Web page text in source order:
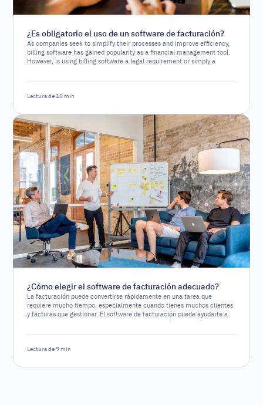
¿Es obligatorio el uso de un software de facturación?
As companies seek to simplify their processes and improve efficiency,
billing software has gained popularity as a financial management tool.
However, is using billing software a legal requirement or simply a
Lectura de 10 min
¿Cómo elegir el software de facturación adecuado?
La facturación puede convertirse rápidamente en una tarea que
requiere mucho tiempo, especialmente cuando tienes muchos clientes
y facturas que gestionar. El software de facturación puede ayudarte a
automatizar y simplificar el proceso de facturación, permitiéndote
resultar todo un desafío.
Lectura de 9 min